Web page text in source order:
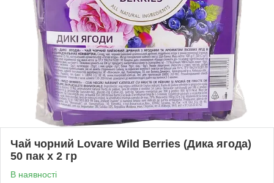
Чай чорний Lovare Wild Berries (Дика ягода)
50 пак х 2 гр
В наявності